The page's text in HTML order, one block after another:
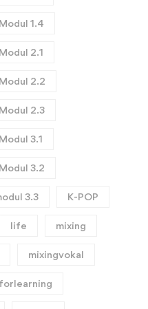
1.4
2.1
2.2
2.3
3.1
3.2
3.3 K-POP
life mixing
mixingvokal